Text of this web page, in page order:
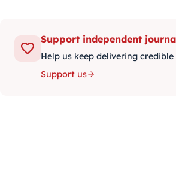
Support independent
Help us keep delivering
Support us